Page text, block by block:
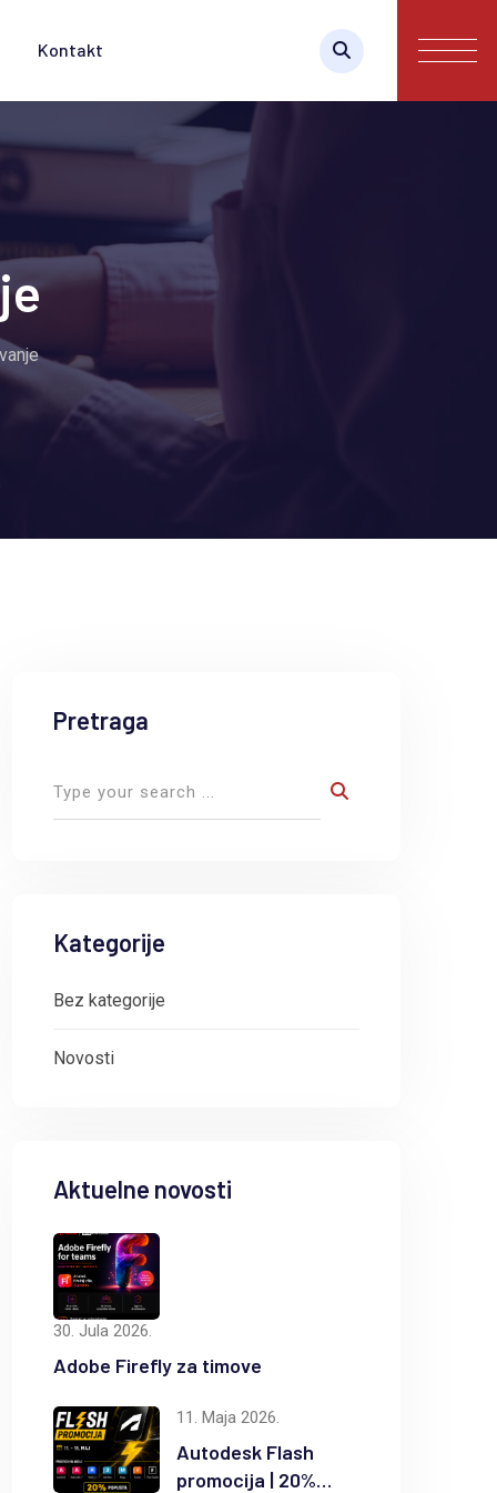
Kontakt
8. Maja 2026.
Pretraga
Kategorije
Bez kategorije
Novosti
Aktuelne novosti
30. Jula 2026.
Adobe Firefly za timove
11. Maja 2026.
Autodesk Flash
promocija | 20%